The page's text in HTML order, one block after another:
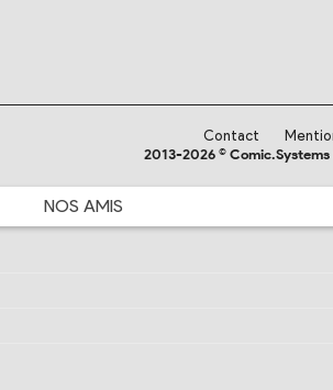
Contact
2013-2026 © Comic.Systems
NOS AMIS